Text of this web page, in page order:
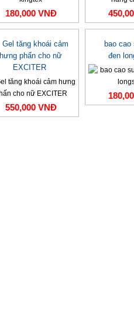
180,000 VNĐ
Gel tăng khoái cảm
hưng phấn cho nữ
EXCITER
550,000 VNĐ
bao
đen